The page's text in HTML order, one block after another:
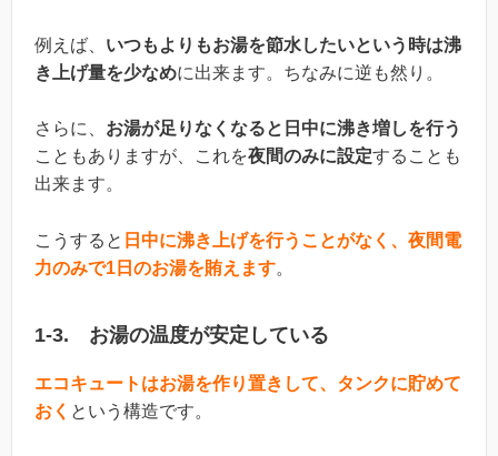
例えば、 いつもよりもお湯を節水したいという時は沸
き上げ量を少なめに出来ます。ちなみに逆も然り。
さらに、 お湯が足りなくなると日中に沸き増しを行う
こともありますが、これを夜間のみに設定することも
出来ます。
こうすると 日中に沸き上げを行うことがなく、夜間電
力のみで1日のお湯を賄えます。
1-3. お湯の温度が安定している
エコキュートはお湯を作り置きして、タンクに貯めて
おく という構造です。